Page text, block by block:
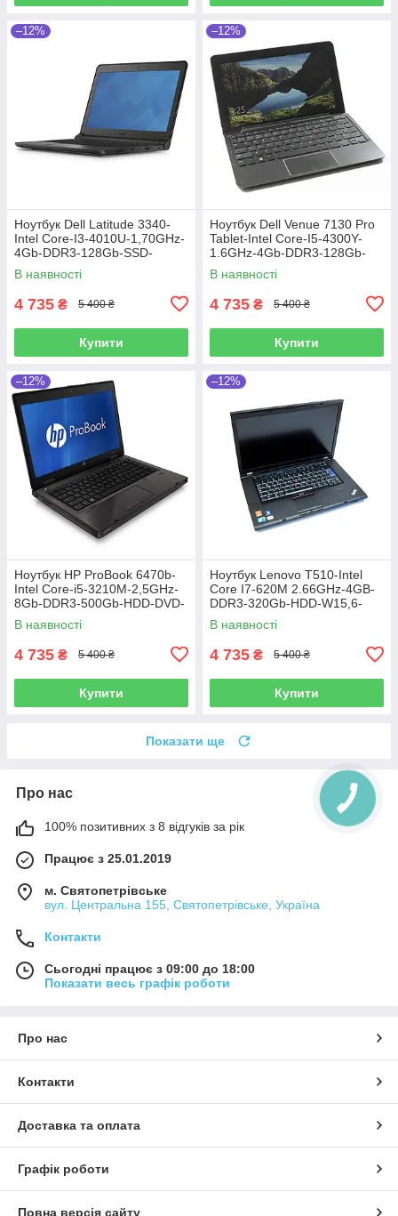
–12%
Ноутбук Dell Latitude 3340-
Intel Core-I3-4010U-1,70GHz-
4Gb-DDR3-128Gb-SSD-
W13.3-Web-(B)-Б/B
В наявності
4 735 ₴ 5 400 ₴
Купити
–12%
Ноутбук Dell Venue 7130 Pro
Tablet-Intel Core-I5-4300Y-
1.6GHz-4Gb-DDR3-128Gb-
SSD-W10.8-FHD-Web-IPS-
(B)-Б/B
В наявності
4 735 ₴ 5 400 ₴
Купити
–12%
Ноутбук HP ProBook 6470b-
Intel Core-i5-3210M-2,5GHz-
8Gb-DDR3-500Gb-HDD-DVD-
R-W14-HD-Web-(B)-Б/В
В наявності
4 735 ₴ 5 400 ₴
Купити
–12%
Ноутбук Lenovo T510-Intel
Core I7-620M 2.66GHz-4GB-
DDR3-320Gb-HDD-W15,6-
NVIDIA NVS 3100m(512mb)-
Web-(B)-Б/В
В наявності
4 735 ₴ 5 400 ₴
Купити
Показати ще
Про нас
100% позитивних з 8 відгуків за рік
Працює з 25.01.2019
м. Святопетрівське
вул. Центральна 155, Святопетрівське, Україна
Контакти
Сьогодні працює з 09:00 до 18:00
Показати весь графік роботи
Про нас
Контакти
Доставка та оплата
Графік роботи
Повна версія сайту